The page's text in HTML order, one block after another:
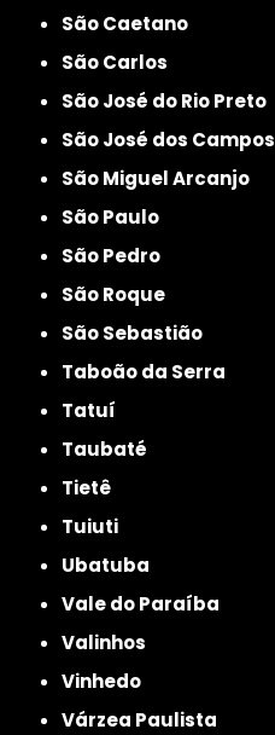
São Caetano
São Carlos
São José do Rio Preto
São José dos Campos
São Miguel Arcanjo
São Paulo
São Pedro
São Roque
São Sebastião
Taboão da Serra
Tatuí
Taubaté
Tietê
Tuiuti
Ubatuba
Vale do Paraíba
Valinhos
Vinhedo
Várzea Paulista